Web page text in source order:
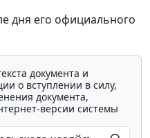
дня его официального
документа и
о вступлении в силу,
документа,
версии системы